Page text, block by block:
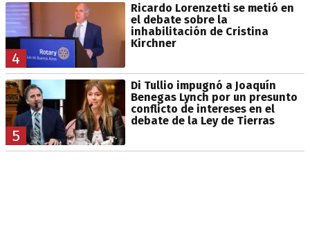
4
Ricardo Lorenzetti se metió en
el debate sobre la
inhabilitación de Cristina
Kirchner
5
Di Tullio impugnó a Joaquín
Benegas Lynch por un presunto
conflicto de intereses en el
debate de la Ley de Tierras